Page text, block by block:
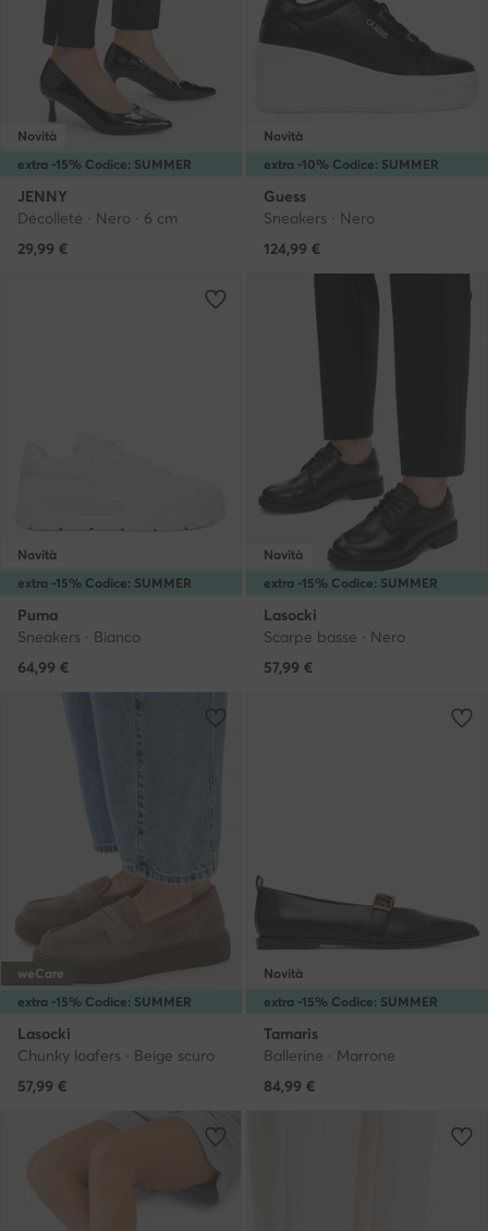
extra -15% Codice: SUMMER
Novità
JENNY
Décolleté · Nero · 6 cm
29,99 €
extra -10% Codice: SUMMER
Novità
Guess
Sneakers · Nero
124,99 €
extra -15% Codice: SUMMER
Novità
Puma
Sneakers · Bianco
64,99 €
extra -15% Codice: SUMMER
Novità
Lasocki
Scarpe basse · Nero
57,99 €
extra -15% Codice: SUMMER
weCare
Lasocki
Chunky loafers · Beige scuro
57,99 €
extra -15% Codice: SUMMER
Novità
Tamaris
Ballerine · Marrone
84,99 €